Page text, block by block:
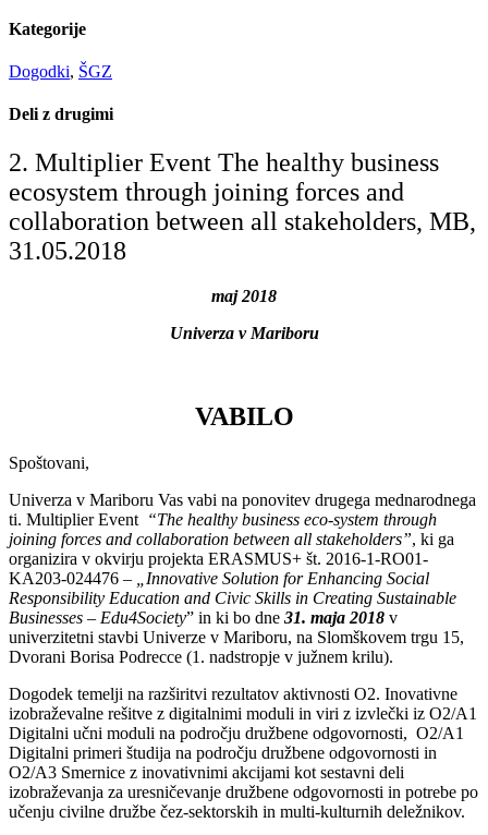
Kategorije
Dogodki, ŠGZ
Deli z drugimi
2. Multiplier Event The healthy business
ecosystem through joining forces and
collaboration between all stakeholders, MB,
31.05.2018
maj 2018
Univerza v Mariboru
VABILO
Spoštovani,
Univerza v Mariboru Vas vabi na ponovitev drugega mednarodnega
ti. Multiplier Event “The healthy business eco-system through
joining forces and collaboration between all stakeholders”, ki ga
organizira v okvirju projekta ERASMUS+ št. 2016-1-RO01-
KA203-024476 –
„Innovative Solution for Enhancing Social
Responsibility Education and Civic Skills in Creating Sustainable
Businesses – Edu4Society” in ki bo dne 31. maja 2018 v
univerzitetni stavbi Univerze v Mariboru, na Slomškovem trgu 15,
Dvorani Borisa Podrecce (1. nadstropje v južnem krilu).
Dogodek temelji na razširitvi rezultatov aktivnosti O2. Inovativne
izobraževalne rešitve z digitalnimi moduli in viri z izvlečki iz O2/A1
Digitalni učni moduli na področju družbene odgovornosti, O2/A1
Digitalni primeri študija na področju družbene odgovornosti in
O2/A3 Smernice z inovativnimi akcijami kot sestavni deli
izobraževanja za uresničevanje družbene odgovornosti in potrebe po
učenju civilne družbe čez-sektorskih in multi-kulturnih deležnikov.